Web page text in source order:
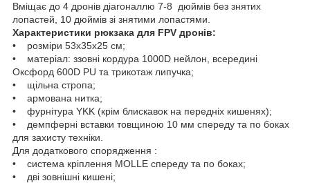
Вміщає до 4 дронів діагоналлю 7-8 дюймів без знятих
лопастей, 10 дюймів зі знятими лопастями.
Характеристики рюкзака для FPV дронів:
• розміри 53х35х25 см;
• матеріал: ззовні кордура 1000D нейлон, всередині
Оксфорд 600D PU та трикотаж липучка;
• щільна стропа;
• армована нитка;
• фурнітура YKK (крім блискавок на передніх кишенях);
• демпферні вставки товщиною 10 мм спереду та по боках
для захисту техніки.
Для додаткового спорядження :
• система кріплення MOLLE спереду та по боках;
• дві зовнішні кишені;